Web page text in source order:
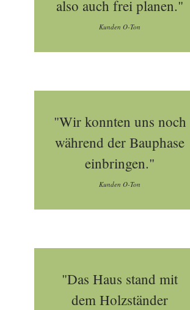
also auch frei planen."
Kunden O-Ton
"Wir konnten uns noch
während der Bauphase
einbringen."
Kunden O-Ton
"Das Haus stand mit
dem Holzständer